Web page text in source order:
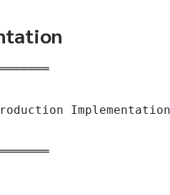
Implementation